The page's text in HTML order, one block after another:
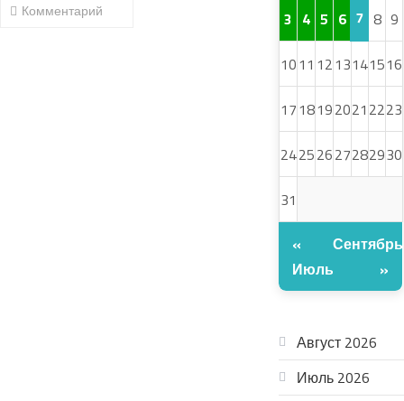
Комментарий
3 4 5 6 7 8 9
1011 1213141516
1718192021 2223
24252627282930
31
«
Июль
Сентябрь
»
Август 2026
Июль 2026